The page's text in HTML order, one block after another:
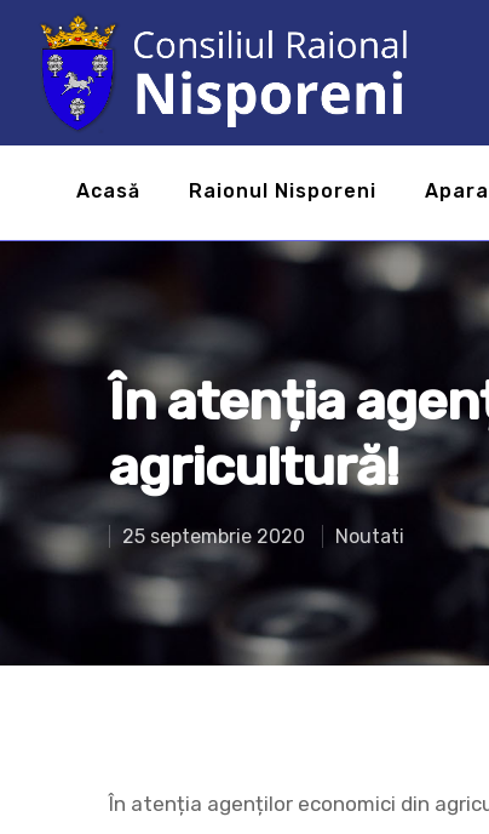
Acasă Raionul Nisporeni
În atenția
agricultură!
25 septembrie 2020 Noutati
În atenția agenților economici din